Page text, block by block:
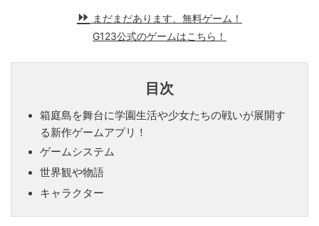
まだまだあります、無料ゲーム！
G123公式のゲームはこちら！
目次
箱庭島を舞台に学園生活や少女たちの戦いが展開す
る新作ゲームアプリ！
ゲームシステム
世界観や物語
キャラクター